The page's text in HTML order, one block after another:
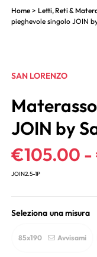
Home > Letti, Reti &
pieghevole singolo JOIN
SAN LORENZO
JOIN by
€105.00 -
JOIN2.5-1P
Seleziona una misura
85x190 Avvisami